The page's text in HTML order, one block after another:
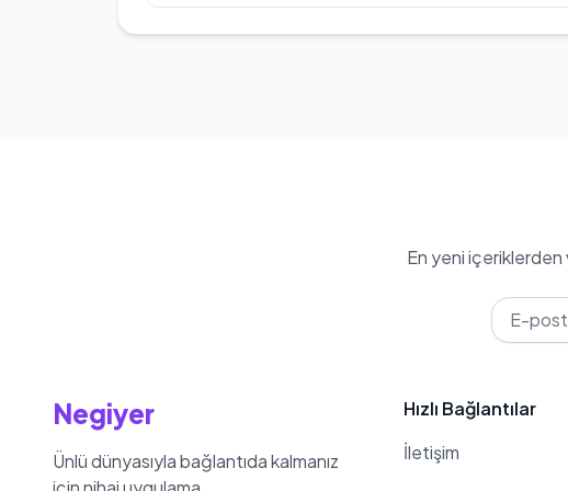
squat 320 kg, bench press 230 kg ve
En yeni
Negiyer
Ünlü dünyasıyla bağlantıda kalmanız
Hızlı Bağlantılar
İletişim